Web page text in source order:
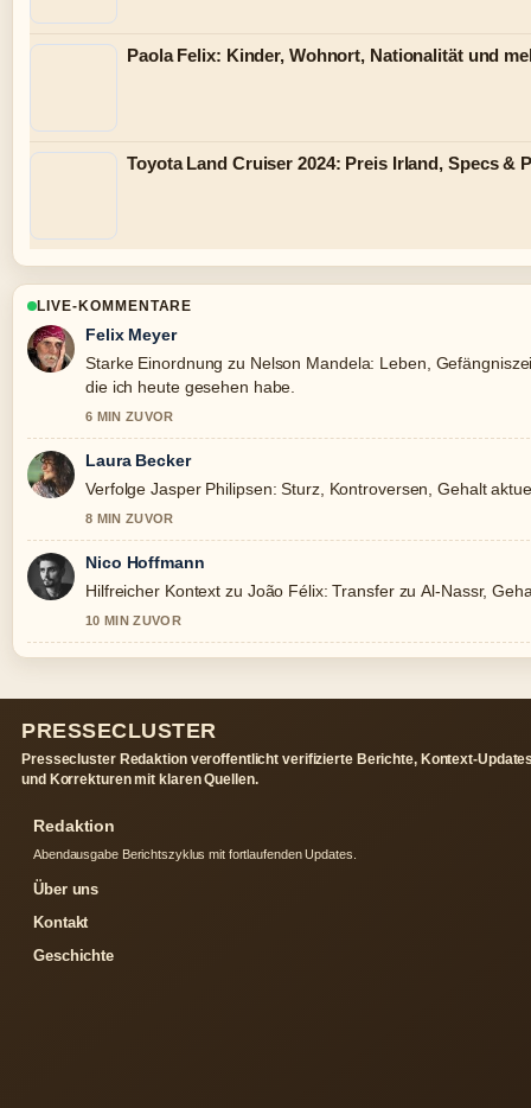
Paola Felix: Kinder, Wohnort, Nationalität und
Toyota Land Cruiser 2024: Preis Irland, Specs &
LIVE-KOMMENTARE
Felix Meyer
Starke Einordnung zu Nelson Mandela: Leben,
die ich heute gesehen habe.
6 MIN ZUVOR
Laura Becker
Verfolge Jasper Philipsen: Sturz, Kontroversen, Gehalt
8 MIN ZUVOR
Nico Hoffmann
Hilfreicher Kontext zu João Félix: Transfer zu Al-Nassr,
10 MIN ZUVOR
PRESSECLUSTER
Pressecluster Redaktion veroffentlicht verifizierte Berichte, Kontext-
und Korrekturen mit klaren Quellen.
Redaktion
Abendausgabe Berichtszyklus mit fortlaufenden Updates.
Über uns
Kontakt
Geschichte